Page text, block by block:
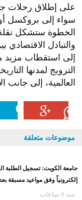
على إطلاق رحلات
سواء إلى بروكسل
الخطوة ستشكل
والتبادل الاقتصادي
إلى استقطاب مزيد
الترويج لمدنها
العالمية، إلى جانب
موضوعات متعلقة
جامعة الكويت: تسجيل الطلبة
إلكترونياً وفق مواعيد مسبقة
منذ 6 ساعات